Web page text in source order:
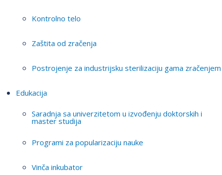
Kontrolno telo
Zaštita od zračenja
Postrojenje za industrijsku sterilizaciju gama zračenjem
Edukacija
Saradnja sa univerzitetom u izvođenju doktorskih i
master studija
Programi za popularizaciju nauke
Vinča inkubator